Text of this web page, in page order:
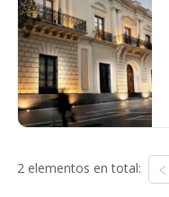
2 elementos en total: